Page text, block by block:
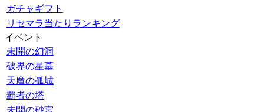
ガチャギフト
リセマラ当たりランキング
イベント
未開の幻洞
破界の星墓
天魔の孤城
覇者の塔
未開の砂宮